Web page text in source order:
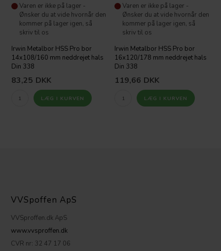
Varen er ikke på lager -
Ønsker du at vide hvornår den
kommer på lager igen, så
skriv til os
Irwin Metalbor HSS Pro bor
14x108/160 mm neddrejet hals
Din 338
83,25 DKK
Varen er ikke på lager -
Ønsker du at vide hvornår den
kommer på lager igen, så
skriv til os
Irwin Metalbor HSS Pro bor
16x120/178 mm neddrejet hals
Din 338
119,66 DKK
VVSpoffen ApS
VVSproffen.dk ApS
www.vvsproffen.dk
CVR nr: 32 47 17 06